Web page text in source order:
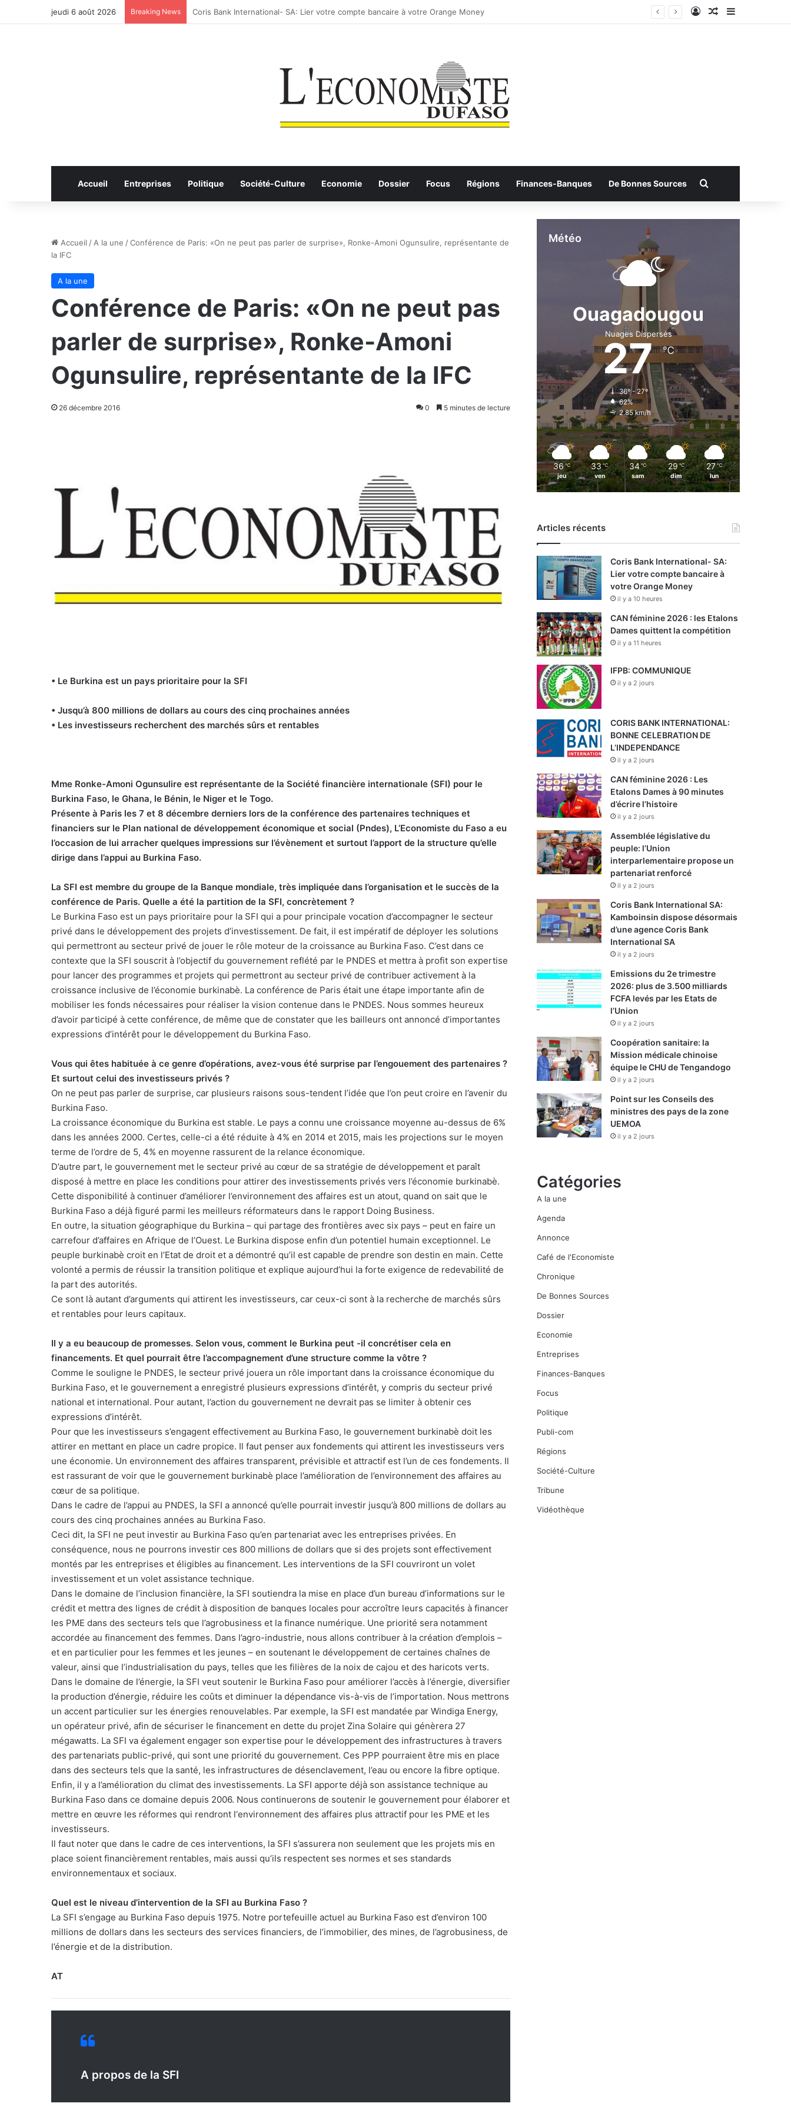
jeudi 6 août 2026 Breaking News CAN féminine 2026 : les Etalons Dames quittent la compétition ConnexionArticle Aléatoire
Accueil Entreprises Politique Société-Culture Economie Dossier Focus Régions Finances-Banques De Bonnes Sources Rechercher
Accueil / A la une /Conférence de Paris: «On ne peut pas parler de surprise», Ronke-Amoni Ogunsulire, représentante de
la IFC
A la une
Conférence de Paris: «On ne peut pas
parler de surprise», Ronke-Amoni
Ogunsulire, représentante de la IFC
26 décembre 2016 0 5 minutes de lecture
• Le Burkina est un pays prioritaire pour la SFI
• Jusqu’à 800 millions de dollars au cours des cinq prochaines années
• Les investisseurs recherchent des marchés sûrs et rentables
Mme Ronke-Amoni Ogunsulire est représentante de la Société financière internationale (SFI) pour le
Burkina Faso, le Ghana, le Bénin, le Niger et le Togo.
Présente à Paris les 7 et 8 décembre derniers lors de la conférence des partenaires techniques et
financiers sur le Plan national de développement économique et social (Pndes), L’Economiste du Faso a eu
l’occasion de lui arracher quelques impressions sur l’évènement et surtout l’apport de la structure qu’elle
dirige dans l’appui au Burkina Faso.
La SFI est membre du groupe de la Banque mondiale, très impliquée dans l’organisation et le succès de la
conférence de Paris. Quelle a été la partition de la SFI, concrètement ?
Le Burkina Faso est un pays prioritaire pour la SFI qui a pour principale vocation d’accompagner le secteur
privé dans le développement des projets d’investissement. De fait, il est impératif de déployer les solutions
qui permettront au secteur privé de jouer le rôle moteur de la croissance au Burkina Faso. C’est dans ce
contexte que la SFI souscrit à l’objectif du gouvernement reflété par le PNDES et mettra à profit son expertise
pour lancer des programmes et projets qui permettront au secteur privé de contribuer activement à la
croissance inclusive de l’économie burkinabè. La conférence de Paris était une étape importante afin de
mobiliser les fonds nécessaires pour réaliser la vision contenue dans le PNDES. Nous sommes heureux
d’avoir participé à cette conférence, de même que de constater que les bailleurs ont annoncé d’importantes
expressions d’intérêt pour le développement du Burkina Faso.
Vous qui êtes habituée à ce genre d’opérations, avez-vous été surprise par l’engouement des partenaires ?
Et surtout celui des investisseurs privés ?
On ne peut pas parler de surprise, car plusieurs raisons sous-tendent l’idée que l’on peut croire en l’avenir du
Burkina Faso.
La croissance économique du Burkina est stable. Le pays a connu une croissance moyenne au-dessus de 6%
dans les années 2000. Certes, celle-ci a été réduite à 4% en 2014 et 2015, mais les projections sur le moyen
terme de l’ordre de 5, 4% en moyenne rassurent de la relance économique.
D’autre part, le gouvernement met le secteur privé au cœur de sa stratégie de développement et paraît
disposé à mettre en place les conditions pour attirer des investissements privés vers l’économie burkinabè.
Cette disponibilité à continuer d’améliorer l’environnement des affaires est un atout, quand on sait que le
Burkina Faso a déjà figuré parmi les meilleurs réformateurs dans le rapport Doing Business.
En outre, la situation géographique du Burkina – qui partage des frontières avec six pays – peut en faire un
carrefour d’affaires en Afrique de l’Ouest. Le Burkina dispose enfin d’un potentiel humain exceptionnel. Le
peuple burkinabè croit en l’Etat de droit et a démontré qu’il est capable de prendre son destin en main. Cette
volonté a permis de réussir la transition politique et explique aujourd’hui la forte exigence de redevabilité de
la part des autorités.
Ce sont là autant d’arguments qui attirent les investisseurs, car ceux-ci sont à la recherche de marchés sûrs
et rentables pour leurs capitaux.
Il y a eu beaucoup de promesses. Selon vous, comment le Burkina peut -il concrétiser cela en
financements. Et quel pourrait être l’accompagnement d’une structure comme la vôtre ?
Comme le souligne le PNDES, le secteur privé jouera un rôle important dans la croissance économique du
Burkina Faso, et le gouvernement a enregistré plusieurs expressions d’intérêt, y compris du secteur privé
national et international. Pour autant, l’action du gouvernement ne devrait pas se limiter à obtenir ces
expressions d’intérêt.
Pour que les investisseurs s’engagent effectivement au Burkina Faso, le gouvernement burkinabè doit les
attirer en mettant en place un cadre propice. Il faut penser aux fondements qui attirent les investisseurs vers
une économie. Un environnement des affaires transparent, prévisible et attractif est l’un de ces fondements. Il
est rassurant de voir que le gouvernement burkinabè place l’amélioration de l’environnement des affaires au
cœur de sa politique.
Dans le cadre de l’appui au PNDES, la SFI a annoncé qu’elle pourrait investir jusqu’à 800 millions de dollars au
cours des cinq prochaines années au Burkina Faso.
Ceci dit, la SFI ne peut investir au Burkina Faso qu’en partenariat avec les entreprises privées. En
conséquence, nous ne pourrons investir ces 800 millions de dollars que si des projets sont effectivement
montés par les entreprises et éligibles au financement. Les interventions de la SFI couvriront un volet
investissement et un volet assistance technique.
Dans le domaine de l’inclusion financière, la SFI soutiendra la mise en place d’un bureau d’informations sur le
crédit et mettra des lignes de crédit à disposition de banques locales pour accroître leurs capacités à financer
les PME dans des secteurs tels que l’agrobusiness et la finance numérique. Une priorité sera notamment
accordée au financement des femmes. Dans l’agro-industrie, nous allons contribuer à la création d’emplois –
et en particulier pour les femmes et les jeunes – en soutenant le développement de certaines chaînes de
valeur, ainsi que l’industrialisation du pays, telles que les filières de la noix de cajou et des haricots verts.
Dans le domaine de l’énergie, la SFI veut soutenir le Burkina Faso pour améliorer l’accès à l’énergie, diversifier
la production d’énergie, réduire les coûts et diminuer la dépendance vis-à-vis de l’importation. Nous mettrons
un accent particulier sur les énergies renouvelables. Par exemple, la SFI est mandatée par Windiga Energy,
un opérateur privé, afin de sécuriser le financement en dette du projet Zina Solaire qui génèrera 27
mégawatts. La SFI va également engager son expertise pour le développement des infrastructures à travers
des partenariats public-privé, qui sont une priorité du gouvernement. Ces PPP pourraient être mis en place
dans des secteurs tels que la santé, les infrastructures de désenclavement, l’eau ou encore la fibre optique.
Enfin, il y a l’amélioration du climat des investissements. La SFI apporte déjà son assistance technique au
Burkina Faso dans ce domaine depuis 2006. Nous continuerons de soutenir le gouvernement pour élaborer et
mettre en œuvre les réformes qui rendront l‘environnement des affaires plus attractif pour les PME et les
investisseurs.
Il faut noter que dans le cadre de ces interventions, la SFI s’assurera non seulement que les projets mis en
place soient financièrement rentables, mais aussi qu’ils respectent ses normes et ses standards
environnementaux et sociaux.
Quel est le niveau d’intervention de la SFI au Burkina Faso ?
La SFI s’engage au Burkina Faso depuis 1975. Notre portefeuille actuel au Burkina Faso est d’environ 100
millions de dollars dans les secteurs des services financiers, de l’immobilier, des mines, de l’agrobusiness, de
l’énergie et de la distribution.
AT
A propos de la SFI
Météo
Ouagadougou
Nuages Dispersés
27℃
36º - 27º
62%
2.85 km/h
36 ℃
jeu
33 ℃
ven
34 ℃
sam
29 ℃
dim
27 ℃
lun
Articles récents
Coris Bank International- SA:
Lier votre compte bancaire à
votre Orange Money
il y a 10 heures
CAN féminine 2026 : les Etalons
Dames quittent la compétition
il y a 11 heures
IFPB: COMMUNIQUE
il y a 2 jours
CORIS BANK INTERNATIONAL:
BONNE CELEBRATION DE
L’INDEPENDANCE
il y a 2 jours
CAN féminine 2026 : Les
Etalons Dames à 90 minutes
d’écrire l’histoire
il y a 2 jours
Assemblée législative du
peuple: l’Union
interparlementaire propose un
partenariat renforcé
il y a 2 jours
Coris Bank International SA:
Kamboinsin dispose désormais
d’une agence Coris Bank
International SA
il y a 2 jours
Emissions du 2e trimestre
2026: plus de 3.500 milliards
FCFA levés par les Etats de
l’Union
il y a 2 jours
Coopération sanitaire: la
Mission médicale chinoise
équipe le CHU de Tengandogo
il y a 2 jours
Point sur les Conseils des
ministres des pays de la zone
UEMOA
il y a 2 jours
Catégories
A la une
Agenda
Annonce
Café de l'Economiste
Chronique
De Bonnes Sources
Dossier
Economie
Entreprises
Finances-Banques
Focus
Politique
Publi-com
Régions
Société-Culture
Tribune
Vidéothèque